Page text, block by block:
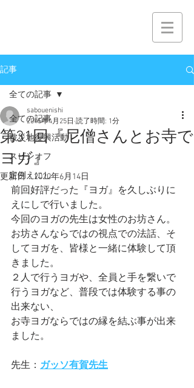
記事
全ての記事
被災地復興活動
スピンオフ
定例えにし
全ての記事
第31回『尼僧さんとお寺で
ヨガ』
sabouenishi
2015年4月25日 読了時間: 1分
更新日：2020年6月14日
前回好評だった『ヨガ』を久しぶりに
えにしで行いました。
今回のヨガの先生は女性のお坊さん。
お坊さんならではの視点での法話、そ
してヨガを、皆様と一緒に体験して頂
きました。
２人で行うヨガや、全員と手を繋いで
行うヨガなど、普段では体験する事の
出来ない、
お寺ヨガならではの縁を結ぶ事が出来
ました。
先生： ガッソ有賀先生